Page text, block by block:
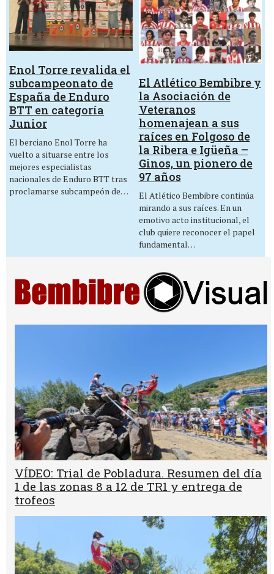
Enol Torre revalida el
subcampeonato de
España de Enduro
BTT en categoría
Junior
El berciano Enol Torre ha
vuelto a situarse entre los
mejores especialistas
nacionales de Enduro BTT tras
proclamarse subcampeón de…
El Atlético Bembibre y
la Asociación de
Veteranos
homenajean a sus
raíces en Folgoso de
la Ribera e Igüeña –
Ginos, un pionero de
97 años
El Atlético Bembibre continúa
mirando a sus raíces. En un
emotivo acto institucional, el
club quiere reconocer el papel
fundamental…
VÍDEO: Trial de Pobladura. Resumen del día
1 de las zonas 8 a 12 de TR1 y entrega de
trofeos